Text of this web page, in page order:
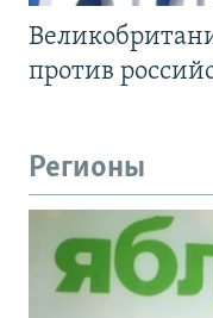
против
Регионы